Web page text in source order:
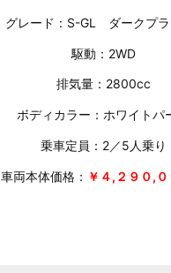
グレード：S-GL ダークプ
駆動：2WD
排気量：2800cc
ボディカラー：ホワイトパ
乗車定員：2／5人乗り
車両本体価格： ￥４,２９０,０